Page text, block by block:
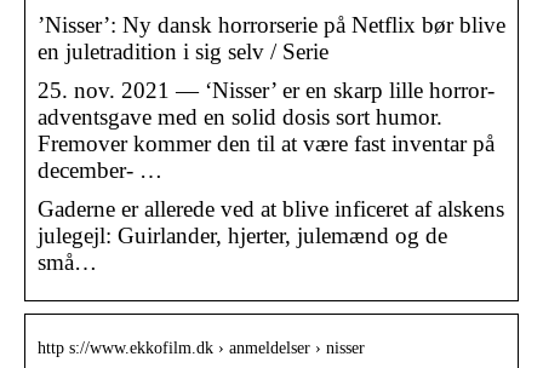
’Nisser’: Ny dansk horrorserie på Netflix bør blive
en juletradition i sig selv / Serie
25. nov. 2021 — ‘Nisser’ er en skarp lille horror-
adventsgave med en solid dosis sort humor.
Fremover kommer den til at være fast inventar på
december- …
Gaderne er allerede ved at blive inficeret af alskens
julegejl: Guirlander, hjerter, julemænd og de
små…
http s://www.ekkofilm.dk › anmeldelser › nisser